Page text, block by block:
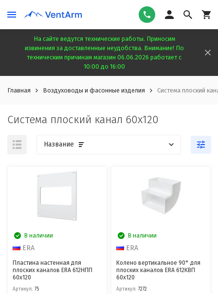
На сайте ведутся технические работы. Приносим
извинения за доставленные неудобства. Внимание! По
техническим причинам магазин 06.06.2026 работает с
10:00 до 16:00
Главная Воздуховоды и фасонные изделия Система плоский
Система плоский канал 60х120
Название
В наличии
ERA
Пластина настенная для
плоских каналов ERA 612НПП
60x120
Артикул: 75
В наличии
ERA
Колено вертикальное 90° для
плоских каналов ERA 612КВП
60x120
Артикул: 7272